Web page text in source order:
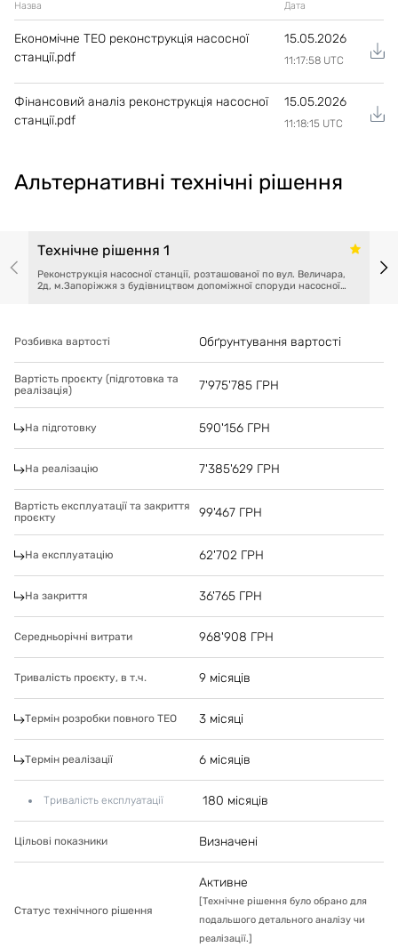
Назва Дата
Економічне ТЕО реконструкція насосної
станції.pdf
15.05.2026
11:17:58 UTC
Фінансовий аналіз реконструкція насосної
станції.pdf
15.05.2026
11:18:15 UTC
Альтернативні технічні рішення
Технічне рішення 1
Реконструкція насосної станції, розташованої по вул. Величара,
2д, м.Запоріжжя з будівництвом допоміжної споруди насосної
Розбивка вартості Обґрунтування вартості
Вартість проєкту (підготовка та
реалізація)
7'975'785 ГРН
На підготовку 590'156 ГРН
На реалізацію 7'385'629 ГРН
Вартість експлуатації та закриття
проєкту
99'467 ГРН
На експлуатацію 62'702 ГРН
На закриття 36'765 ГРН
Середньорічні витрати 968'908 ГРН
Тривалість проєкту, в т.ч. 9 місяців
Термін розробки повного ТЕО 3 місяці
Термін реалізації 6 місяців
Тривалість експлуатації 180 місяців
Цільові показники Визначені
Статус технічного рішення
Активне
[Технічне рішення було обрано для
подальшого детального аналізу чи
реалізації.]